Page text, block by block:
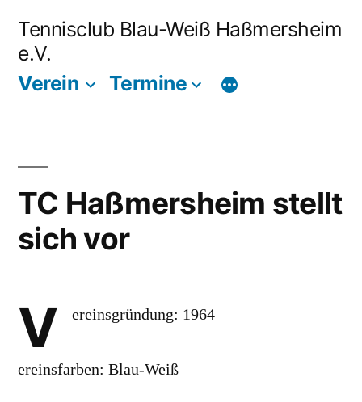
Inhalt
springen
Tennisclub Blau-Weiß Haßmersheim
e.V.
Verein
Termine
TC Haßmersheim stellt
sich vor
V ereinsgründung: 1964
ereinsfarben: Blau-Weiß